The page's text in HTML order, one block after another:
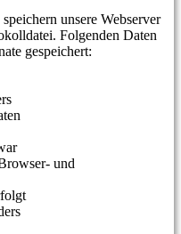
unsere Webserver
Folgenden Daten
gespeichert:
und